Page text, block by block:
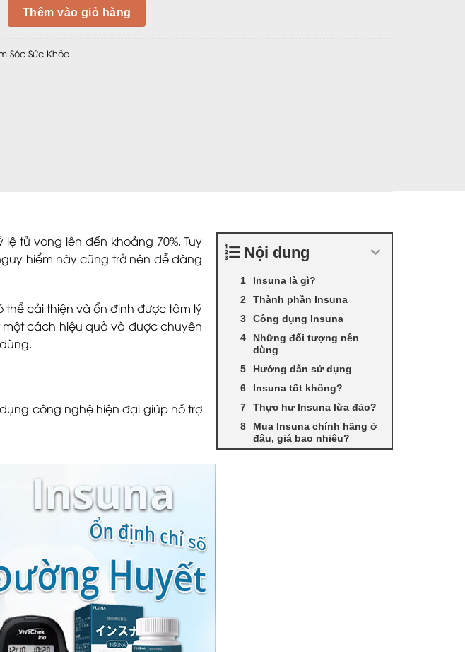
giảm nguy cơ biến chứng bệnh tiểu đường số lượng
Thêm vào giỏ hàng
Sóc Sức Khỏe
Nội dung
Insuna là gì?
Thành phần Insuna
Công dụng Insuna
Những đối tượng nên
dùng
Hướng dẫn sử dụng
Insuna tốt không?
Thực hư Insuna lừa đảo?
Mua Insuna chính hãng ở
đâu, giá bao nhiêu?
tử vong lên đến khoảng 70%. Tuy
hiểm này cũng trở nên dễ dàng
cải thiện và ổn định được tâm lý
cách hiệu quả và được chuyên
công nghệ hiện đại giúp hỗ trợ